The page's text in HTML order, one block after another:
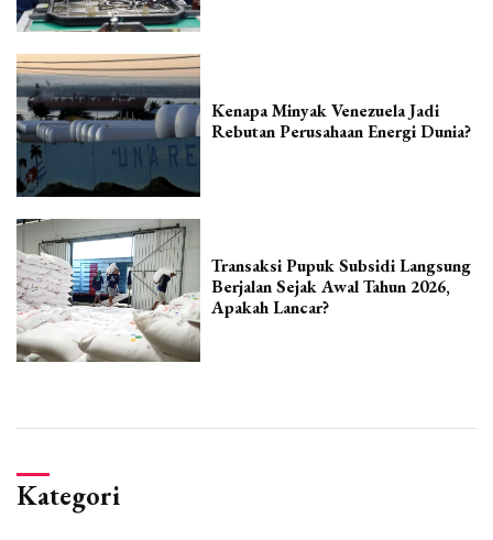
Kenapa Minyak Venezuela Jadi
Rebutan Perusahaan Energi Dunia?
Transaksi Pupuk Subsidi Langsung
Berjalan Sejak Awal Tahun 2026,
Apakah Lancar?
Kategori